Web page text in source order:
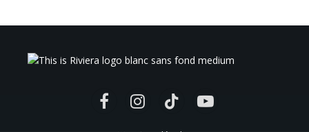
FacebookInstagramTikTok YouTube